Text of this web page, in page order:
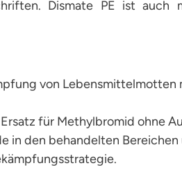
Dismate PE ist
von Lebensmittelmotten
für Methylbromid ohne
in den behandelten Bereichen